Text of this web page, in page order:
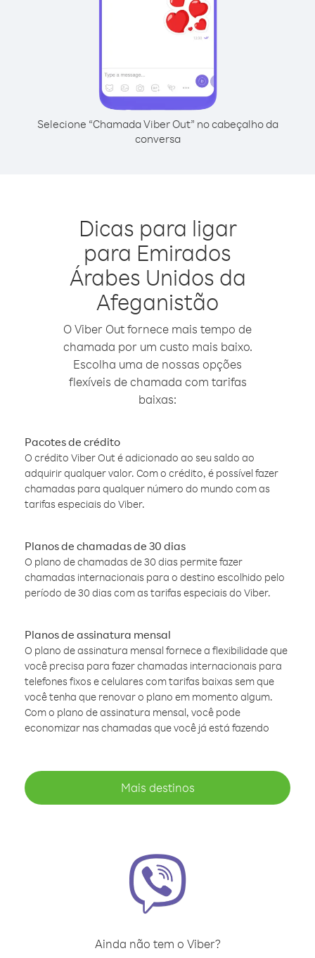
Selecione “Chamada Viber Out” no cabeçalho da
conversa
Dicas para ligar
para Emirados
Árabes Unidos da
Afeganistão
O Viber Out fornece mais tempo de
chamada por um custo mais baixo.
Escolha uma de nossas opções
flexíveis de chamada com tarifas
baixas:
Pacotes de crédito
O crédito Viber Out é adicionado ao seu saldo ao
adquirir qualquer valor. Com o crédito, é possível fazer
chamadas para qualquer número do mundo com as
tarifas especiais do Viber.
Planos de chamadas de 30 dias
O plano de chamadas de 30 dias permite fazer
chamadas internacionais para o destino escolhido pelo
período de 30 dias com as tarifas especiais do Viber.
Planos de assinatura mensal
O plano de assinatura mensal fornece a flexibilidade que
você precisa para fazer chamadas internacionais para
telefones fixos e celulares com tarifas baixas sem que
você tenha que renovar o plano em momento algum.
Com o plano de assinatura mensal, você pode
economizar nas chamadas que você já está fazendo
Mais destinos
Ainda não tem o Viber?